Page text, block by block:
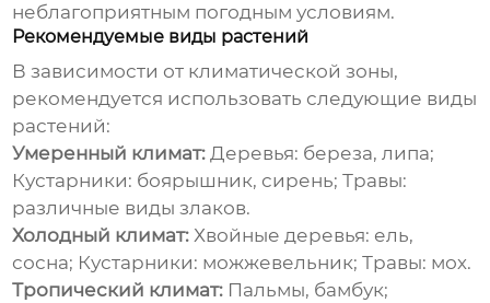
неблагоприятным погодным условиям.
Рекомендуемые виды растений
В зависимости от климатической зоны,
рекомендуется использовать следующие виды
растений:
Умеренный климат: Деревья: береза, липа;
Кустарники: боярышник, сирень; Травы:
различные виды злаков.
Холодный климат: Хвойные деревья: ель,
сосна; Кустарники: можжевельник; Травы: мох.
Тропический климат: Пальмы, бамбук;